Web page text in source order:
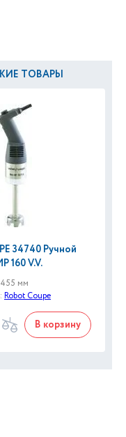
ТОВАРЫ
34740 Ручной
160 V.V.
мм
Robot Coupe
В корзину